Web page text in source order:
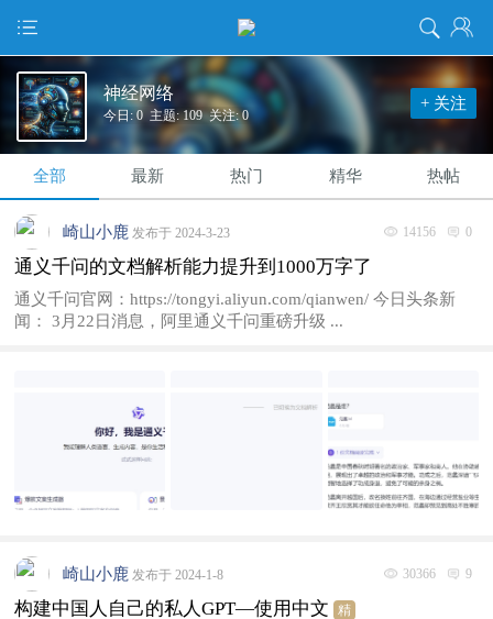
+ 关注
神经网络
今日: 0 主题: 109 关注: 0
全部 最新 热门 精华 热帖
14156 0
崎山小鹿 发布于 2024-3-23
通义千问的文档解析能力提升到1000万字了
通义千问官网：https://tongyi.aliyun.com/qianwen/ 今日头条新
闻： 3月22日消息，阿里通义千问重磅升级 ...
30366 9
崎山小鹿 发布于 2024-1-8
构建中国人自己的私人GPT—使用中文 精